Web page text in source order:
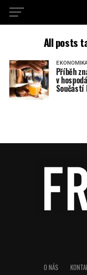
All posts
Příběh
v
Součástí
O NÁS